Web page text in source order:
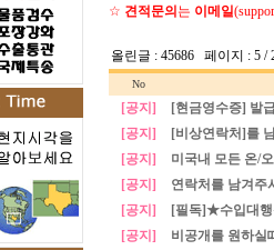
☆ 견적문의 는 이메일
올린글 : 45686 페이지 : 5 /
No
[공지]
[현금영수증] 발
[공지]
[비상연락처]를
[공지]
미국내 모든 온/
[공지]
연락처를 남겨주
[공지]
[필독]★수입대
[공지]
비공개를 원하실